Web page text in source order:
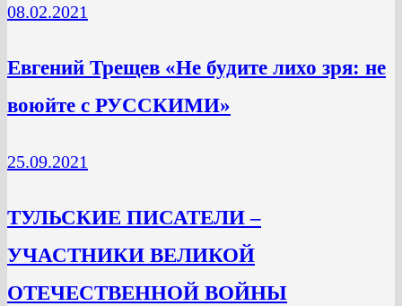
08.02.2021
Евгений Трещев «Не будите лихо зря: не
воюйте с РУССКИМИ»
25.09.2021
ТУЛЬСКИЕ ПИСАТЕЛИ –
УЧАСТНИКИ ВЕЛИКОЙ
ОТЕЧЕСТВЕННОЙ ВОЙНЫ